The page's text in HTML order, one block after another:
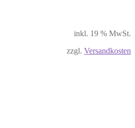
inkl. 19 % MwSt.
zzgl. Versandkosten